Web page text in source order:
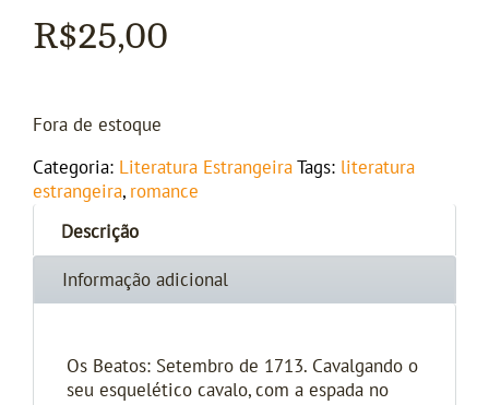
R$25,00
Fora de estoque
Categoria: Literatura Estrangeira Tags: literatura
estrangeira, romance
Descrição
Informação adicional
Os Beatos: Setembro de 1713. Cavalgando o
seu esquelético cavalo, com a espada no